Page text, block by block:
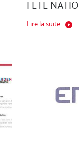
FETE
Lire la suite